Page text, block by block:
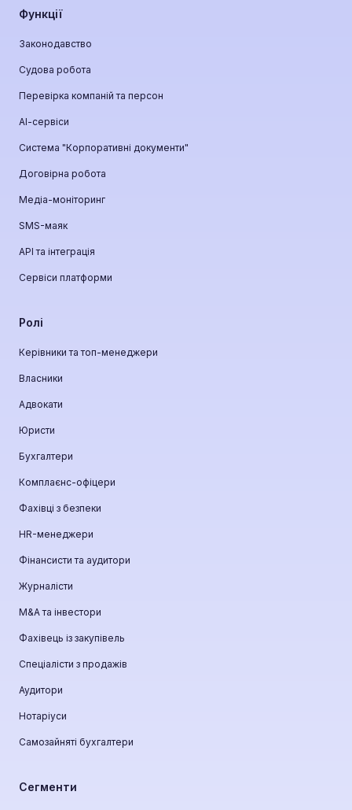
Функції
Законодавство
Судова робота
Перевірка компаній та персон
АІ-сервіси
Система "Корпоративні документи"
Договірна робота
Медіа-моніторинг
SMS-маяк
API та інтеграція
Сервіси платформи
Ролі
Керівники та топ-менеджери
Власники
Адвокати
Юристи
Бухгалтери
Комплаєнс-офіцери
Фахівці з безпеки
HR-менеджери
Фінансисти та аудитори
Журналісти
М&A та інвестори
Фахівець із закупівель
Спеціалісти з продажів
Аудитори
Нотаріуси
Самозайняті бухгалтери
Сегменти